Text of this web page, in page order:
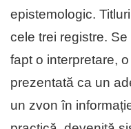
epistemologic.
cele trei registre.
fapt o interpretare,
prezentată ca un
un zvon în